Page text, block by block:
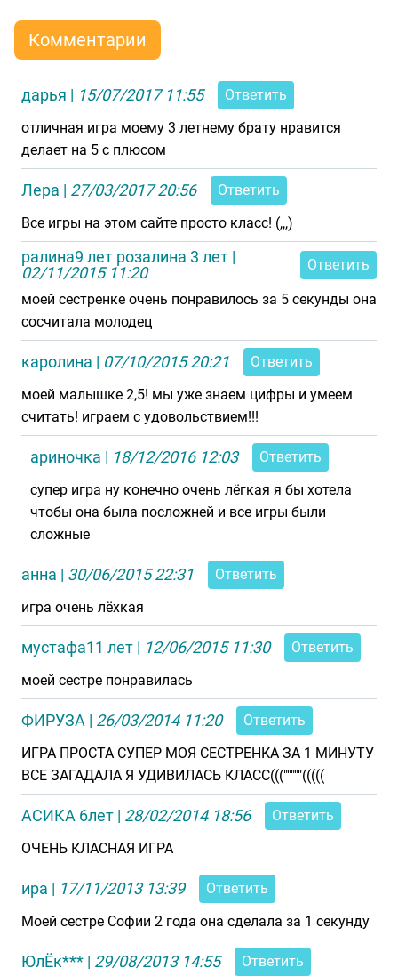
Комментарии
дарья | 15/07/2017 11:55
Ответить
отличная игра моему 3 летнему брату нравится
делает на 5 с плюсом
Лера | 27/03/2017 20:56
Ответить
Все игры на этом сайте просто класс! (,,,)
ралина9 лет розалина 3 лет |
02/11/2015 11:20
Ответить
моей сестренке очень понравилось за 5 секунды она
сосчитала молодец
каролина | 07/10/2015 20:21
Ответить
моей малышке 2,5! мы уже знаем цифры и умеем
считать! играем с удовольствием!!!
ариночка | 18/12/2016 12:03
Ответить
супер игра ну конечно очень лёгкая я бы хотела
чтобы она была посложней и все игры были
сложные
анна | 30/06/2015 22:31
Ответить
игра очень лёхкая
мустафа11 лет | 12/06/2015 11:30
Ответить
моей сестре понравилась
ФИРУЗА | 26/03/2014 11:20
Ответить
ИГРА ПРОСТА СУПЕР МОЯ СЕСТРЕНКА ЗА 1 МИНУТУ
ВСЕ ЗАГАДАЛА Я УДИВИЛАСЬ КЛАСС((("""""(((((
АСИКА 6лет | 28/02/2014 18:56
Ответить
ОЧЕНЬ КЛАСНАЯ ИГРА
ира | 17/11/2013 13:39
Ответить
Моей сестре Софии 2 года она сделала за 1 секунду
ЮлЁк*** | 29/08/2013 14:55 Ответить